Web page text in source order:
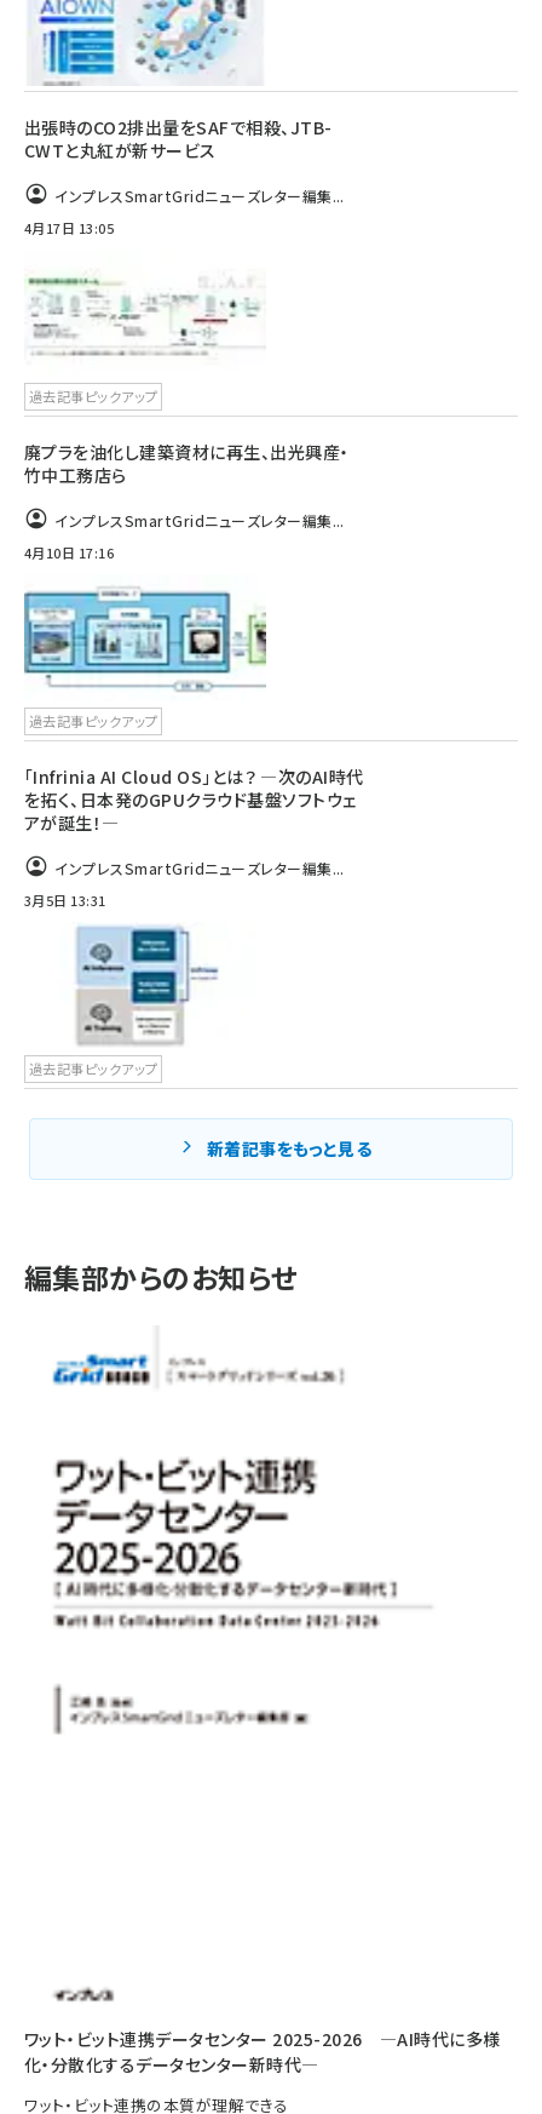
出張時のCO2排出量をSAFで相殺、JTB-
CWTと丸紅が新サービス
インプレスSmartGridニューズレター編集...
4月17日 13:05
過去記事ピックアップ
廃プラを油化し建築資材に再生、出光興産・
竹中工務店ら
インプレスSmartGridニューズレター編集...
4月10日 17:16
過去記事ピックアップ
「Infrinia AI Cloud OS」とは？ ―次のAI時代
を拓く、日本発のGPUクラウド基盤ソフトウェ
アが誕生！―
インプレスSmartGridニューズレター編集...
3月5日 13:31
過去記事ピックアップ
新着記事をもっと見る
編集部からのお知らせ
ワット・ビット連携データセンター 2025-2026 ―AI時代に多様
化・分散化するデータセンター新時代―
ワット・ビット連携の本質が理解できる